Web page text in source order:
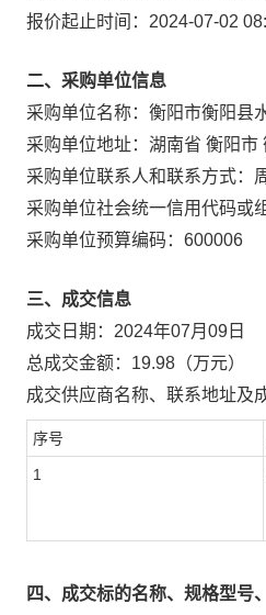
报价起止时间： 2024-07-02
二、采购单位信息
采购单位名称： 衡阳市衡阳县
采购单位地址： 湖南省 衡阳市
采购单位联系人和联系方式：
采购单位社会统一信用代码或
采购单位预算编码： 600006
三、成交信息
成交日期： 2024年07月09日
总成交金额： 19.98 （万元）
成交供应商名称、联系地址及
序号
1
四、成交标的名称、规格型号